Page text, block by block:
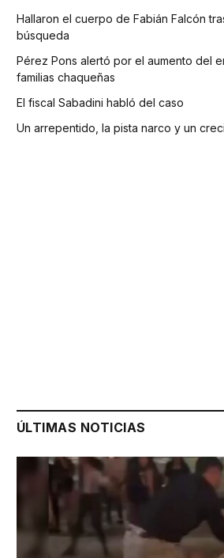
Hallaron el cuerpo de Fabián Falcón
búsqueda
Pérez Pons alertó por el aumento del
familias chaqueñas
El fiscal Sabadini habló del caso
Un arrepentido, la pista narco y un
ÚLTIMAS NOTICIAS